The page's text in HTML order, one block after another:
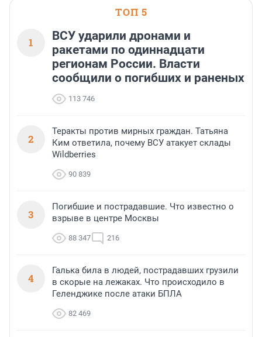
ТОП 5
1
ВСУ ударили дронами и
ракетами по одиннадцати
регионам России. Власти
сообщили о погибших и раненых
113 746
2
Теракты против мирных граждан. Татьяна
Ким ответила, почему ВСУ атакует склады
Wildberries
90 839
3
Погибшие и пострадавшие. Что известно о
взрыве в центре Москвы
88 347 216
4
Галька била в людей, пострадавших грузили
в скорые на лежаках. Что происходило в
Геленджике после атаки БПЛА
82 469